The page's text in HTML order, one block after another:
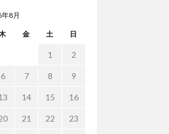
8月
金 土 日
1 2
6 7 8 9
14 15 16
21 22 23